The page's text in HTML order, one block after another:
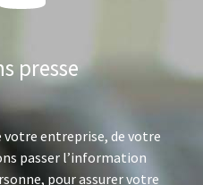
presse
entreprise, de votre
passer l’information
pour assurer votre